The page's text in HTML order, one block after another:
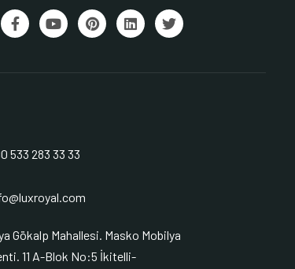
533 283 33 33
Gökalp Mahallesi. Masko Mobilya
11 A-Blok No:5 İkitelli-